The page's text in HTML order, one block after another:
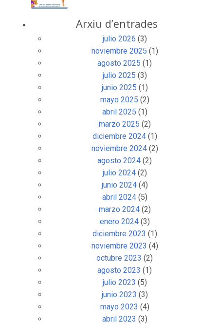
Arxiu d’entrades
julio 2026 (3)
noviembre 2025 (1)
agosto 2025 (1)
julio 2025 (3)
junio 2025 (1)
mayo 2025 (2)
abril 2025 (1)
marzo 2025 (2)
diciembre 2024(1)
noviembre 2024(2)
agosto 2024 (2)
julio 2024(2)
junio 2024(4)
abril 2024(5)
marzo 2024(2)
enero 2024(3)
diciembre 2023 (1)
noviembre 2023 (4)
octubre 2023 (2)
agosto 2023 (1)
julio 2023 (5)
junio 2023 (3)
mayo 2023 (4)
abril 2023 (3)